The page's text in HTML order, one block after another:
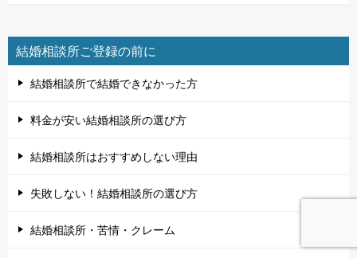
結婚相談所ご登録の前に
結婚相談所で結婚できなかった方
料金が安い結婚相談所の選び方
結婚相談所はおすすめしない理由
失敗しない！結婚相談所の選び方
結婚相談所・苦情・クレーム